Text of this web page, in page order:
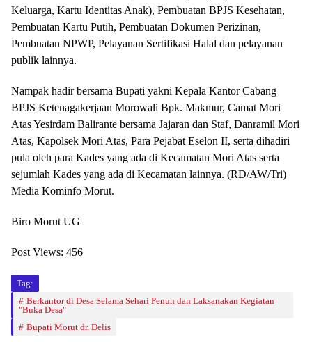
Keluarga, Kartu Identitas Anak), Pembuatan BPJS Kesehatan,
Pembuatan Kartu Putih, Pembuatan Dokumen Perizinan,
Pembuatan NPWP, Pelayanan Sertifikasi Halal dan pelayanan
publik lainnya.
Nampak hadir bersama Bupati yakni Kepala Kantor Cabang
BPJS Ketenagakerjaan Morowali Bpk. Makmur, Camat Mori
Atas Yesirdam Balirante bersama Jajaran dan Staf, Danramil Mori
Atas, Kapolsek Mori Atas, Para Pejabat Eselon II, serta dihadiri
pula oleh para Kades yang ada di Kecamatan Mori Atas serta
sejumlah Kades yang ada di Kecamatan lainnya. (RD/AW/Tri)
Media Kominfo Morut.
Biro Morut UG
Post Views: 456
Tag:
Berkantor di Desa Selama Sehari Penuh dan Laksanakan Kegiatan
"Buka Desa"
Bupati Morut dr. Delis